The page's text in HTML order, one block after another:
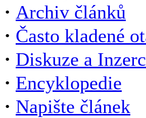
· Archiv článků
· Často kladené
· Diskuze a
· Encyklopedie
· Napište článek